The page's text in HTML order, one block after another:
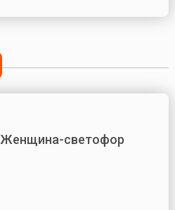
Женщина-светофор